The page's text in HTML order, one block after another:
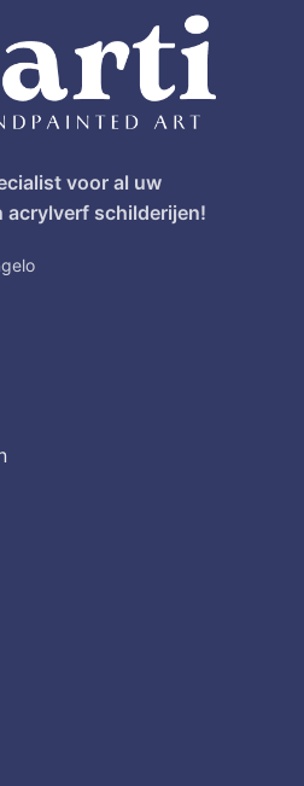
voor al uw
acrylverf schilderijen!